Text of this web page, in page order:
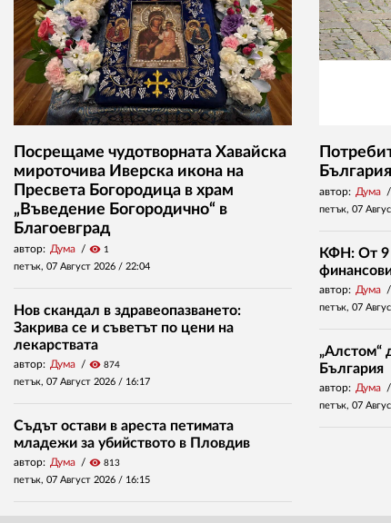
Посрещаме чудотворната Хавайска
мироточива Иверска икона на
Пресвета Богородица в храм
„Въведение Богородично“ в
Благоевград
автор: Дума visibility 1
петък, 07 Август 2026 / 22:04
Нов скандал в здравеопазването:
Закрива се и съветът по цени на
лекарствата
автор: Дума visibility 874
петък, 07 Август 2026 / 16:17
Съдът остави в ареста петимата
младежи за убийството в Пловдив
автор: Дума visibility 813
петък, 07 Август 2026 / 16:15
автор: Дума
петък, 07
КФН: От 9
автор: Дума
петък, 07
„Алстом“
България
автор: Дума
петък, 07